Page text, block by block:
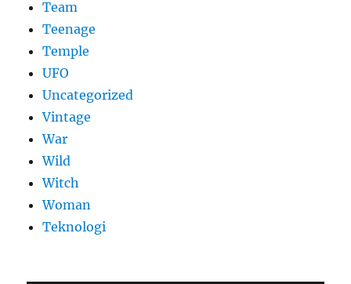
Team
Teenage
Temple
UFO
Uncategorized
Vintage
War
Wild
Witch
Woman
​Teknologi